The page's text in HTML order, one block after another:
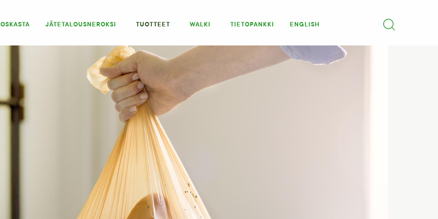
JÄTETALOUSNEROKSI TUOTTEET WALKI TIETOPANKKI ENGLISH